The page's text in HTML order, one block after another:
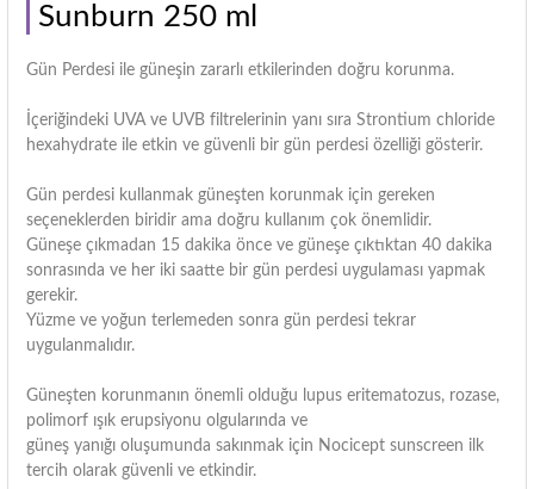
Sunburn 250 ml
Gün Perdesi ile güneşin zararlı etkilerinden doğru korunma.
İçeriğindeki UVA ve UVB filtrelerinin yanı sıra Strontium chloride
hexahydrate ile etkin ve güvenli bir gün perdesi özelliği gösterir.
Gün perdesi kullanmak güneşten korunmak için gereken
seçeneklerden biridir ama doğru kullanım çok önemlidir.
Güneşe çıkmadan 15 dakika önce ve güneşe çıktıktan 40 dakika
sonrasında ve her iki saatte bir gün perdesi uygulaması yapmak
gerekir.
Yüzme ve yoğun terlemeden sonra gün perdesi tekrar
uygulanmalıdır.
Güneşten korunmanın önemli olduğu lupus eritematozus, rozase,
polimorf ışık erupsiyonu olgularında ve
güneş yanığı oluşumunda sakınmak için Nocicept sunscreen ilk
tercih olarak güvenli ve etkindir.